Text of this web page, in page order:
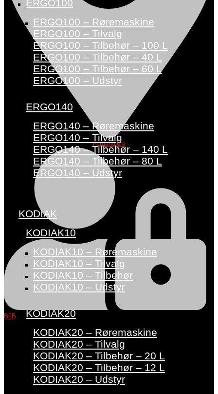
Forhandlere
B2B
ERGO100
ERGO100 – Røremaskine
ERGO100 – Tilvalg
ERGO100 – Tilbehør – 100 L
ERGO100 – Tilbehør – 40 L
ERGO100 – Tilbehør – 60 L
ERGO100 – Udstyr
ERGO140
ERGO140 – Røremaskine
ERGO140 – Tilvalg
ERGO140 – Tilbehør – 140 L
ERGO140 – Tilbehør – 80 L
ERGO140 – Udstyr
KODIAK
KODIAK10
KODIAK10 – Røremaskine
KODIAK10 – Tilvalg
KODIAK10 – Tilbehør
KODIAK10 – Udstyr
KODIAK20
KODIAK20 – Røremaskine
KODIAK20 – Tilvalg
KODIAK20 – Tilbehør – 20 L
KODIAK20 – Tilbehør – 12 L
KODIAK20 – Udstyr